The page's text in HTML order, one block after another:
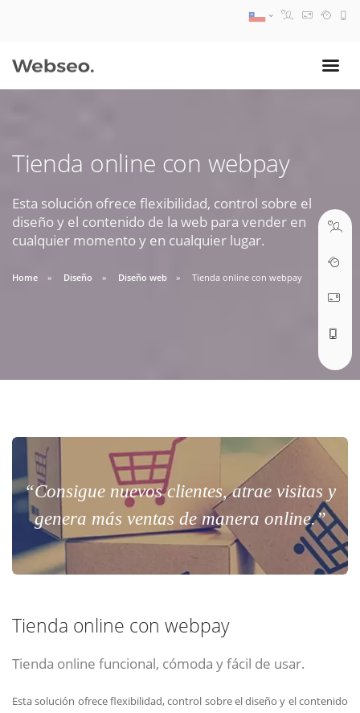
Tienda online con webpay
Esta solución ofrece flexibilidad, control sobre el
diseño y el contenido de la web para vender en
cualquier momento y en cualquier lugar.
Home Diseño Diseño web Tienda online con webpay
“Consigue nuevos clientes, atrae visitas y
genera más ventas de manera online.”
Tienda online con webpay
Tienda online funcional, cómoda y fácil de usar.
Esta solución ofrece flexibilidad, control sobre el diseño y el contenido
09:30 AM A 18:30 PM
soporte@webseo.cl
ABRIR TICKET